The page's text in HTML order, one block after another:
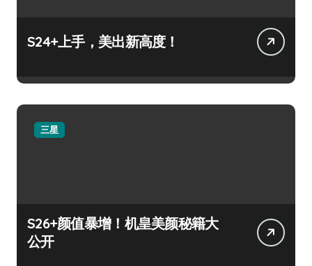
S24+上手，美出新高度！
三星
S26+颜值暴增！机皇美颜秘籍大
公开